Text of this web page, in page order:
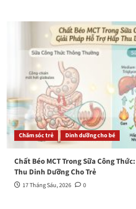
Chăm sóc trẻ Dinh dưỡng cho bé
Chất Béo MCT Trong Sữa Công
Thu Dinh Dưỡng Cho Trẻ
17 Tháng Sáu, 2026 0